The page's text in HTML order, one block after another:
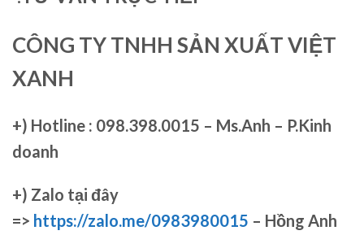
CÔNG TY TNHH SẢN XUẤT VIỆT
XANH
+) Hotline : 098.398.0015 – Ms.Anh – P.Kinh
doanh
+) Zalo tại đây
=> https://zalo.me/0983980015 – Hồng Anh